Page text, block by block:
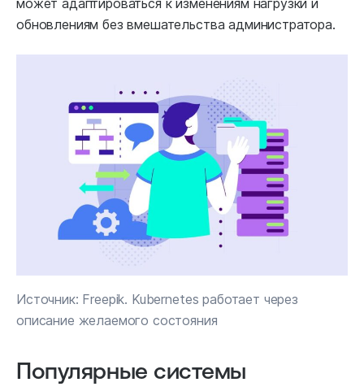
может адаптироваться к изменениям нагрузки и
обновлениям без вмешательства администратора.
Источник: Freepik. Kubernetes работает через
описание желаемого состояния
Популярные системы